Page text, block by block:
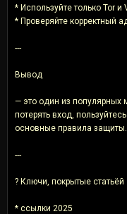
* Используйте только Tor и
* Проверяйте корректный
---
Вывод
— это один из популярных
потерять вход,
основные правила защиты.
---
? Ключи, покрытые статьёй
* ссылки 2025